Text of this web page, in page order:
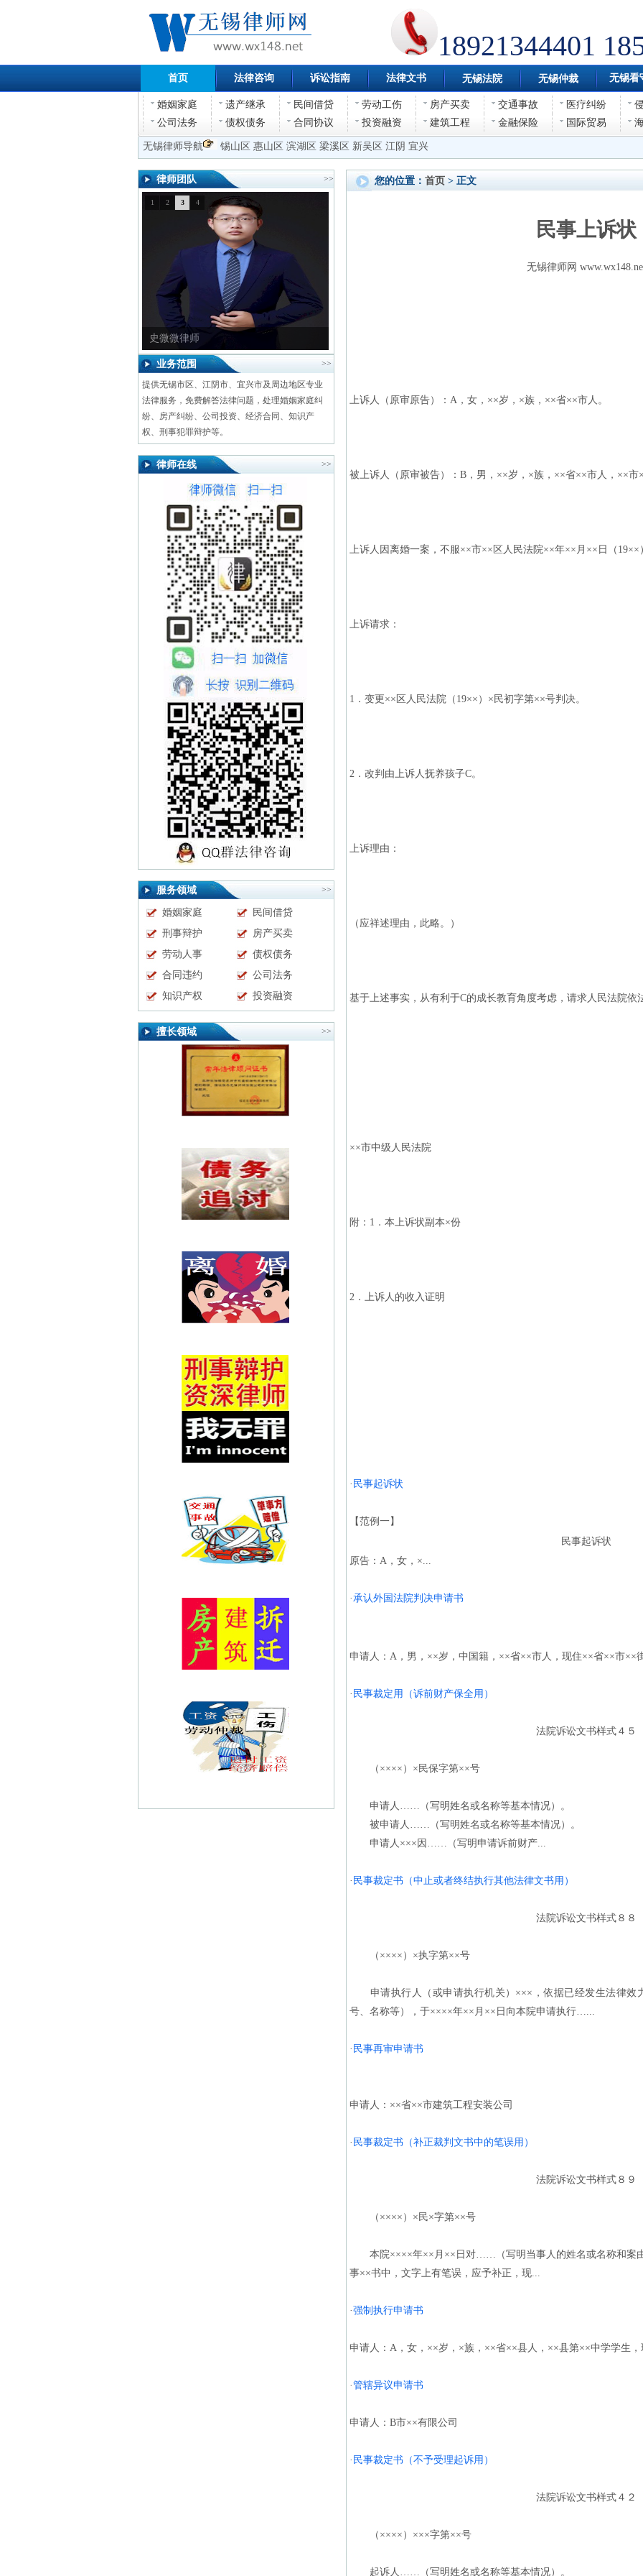
18921344401
首页 法律咨询 诉讼指南 法律文书 无锡法院 无锡仲裁 无锡看
婚姻家庭 遗产继承 民间借贷 劳动工伤 房产买卖 交通事故 医疗纠纷
公司法务
债权债务 合同协议 投资融资 建筑工程 金融保险 国际贸易
无锡律师导航 锡山区 惠山区 滨湖区 梁溪区 新吴区 江阴 宜兴
律师团队 >>
史微微律师
1 2 3 4
业务范围 >>
提供无锡市区、江阴市、宜兴市及周边地区专业
法律服务，免费解答法律问题，处理婚姻家庭纠
纷、房产纠纷、公司投资、经济合同、知识产
权、刑事犯罪辩护等。
律师在线 >>
服务领域 >>
婚姻家庭
民间借贷
刑事辩护
房产买卖
劳动人事
债权债务
合同违约
公司法务
知识产权
投资融资
擅长领域 >>
您的位置： 首页 > 正文
民事上诉状
无锡律师网
上诉人（原审原告）：A，女，××岁，×族，××省××市人。
被上诉人（原审被告）：B，男，××岁，×族，××省××市人，××市
上诉人因离婚一案，不服××市××区人民法院××年××月××日（19××
上诉请求：
1．变更××区人民法院（19××）×民初字第××号判决。
2．改判由上诉人抚养孩子C。
上诉理由：
（应祥述理由，此略。）
基于上述事实，从有利于C的成长教育角度考虑，请求人民法院依
××市中级人民法院
附：1．本上诉状副本×份
2．上诉人的收入证明
· 民事起诉状
【范例一】
民事起诉状
原告：A，女，×...
·承认外国法院判决申请书
申请人：A，男，××岁，中国籍，××省××市人，现住××省××市××
· 民事裁定用（诉前财产保全用）
法院诉讼文书样式４５
（××××）×民保字第××号
申请人……（写明姓名或名称等基本情况）。
被申请人……（写明姓名或名称等基本情况）。
申请人×××因……（写明申请诉前财产...
· 民事裁定书（中止或者终结执行其他法律文书用）
法院诉讼文书样式８８
（××××）×执字第××号
申请执行人（或申请执行机关）×××，依据已经发生法律效
号、名称等），于××××年××月××日向本院申请执行…...
· 民事再审申请书
申请人：××省××市建筑工程安装公司
· 民事裁定书（补正裁判文书中的笔误用）
法院诉讼文书样式８９
（××××）×民×字第××号
本院××××年××月××日对……（写明当事人的姓名或名称和案
事××书中，文字上有笔误，应予补正，现...
·强制执行申请书
申请人：A，女，××岁，×族，××省××县人，××县第××中学学生
·管辖异议申请书
申请人：B市××有限公司
· 民事裁定书（不予受理起诉用）
法院诉讼文书样式４２
（××××）×××字第××号
起诉人……（写明姓名或名称等基本情况）。